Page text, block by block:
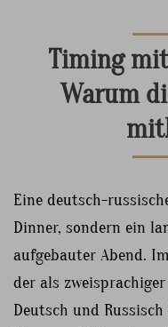
Timing
Warum
Eine deutsch-
Dinner, sondern ein
aufgebauter Abend.
der als
Deutsch und